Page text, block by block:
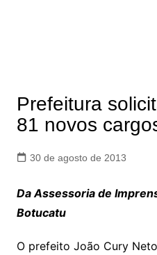
Prefeitura
81 novos
30 de agosto de 2013
Da Assessoria de
Botucatu
O prefeito João Cury